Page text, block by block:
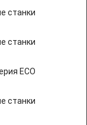
станки
станки
ECO
станки